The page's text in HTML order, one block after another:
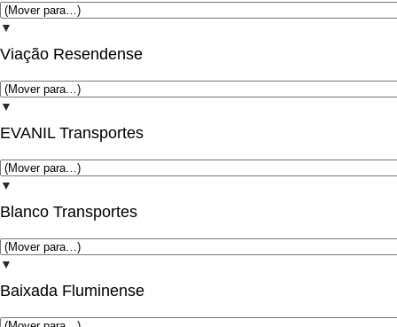
▼
Viação Resendense
▼
EVANIL Transportes
▼
Blanco Transportes
▼
Baixada Fluminense